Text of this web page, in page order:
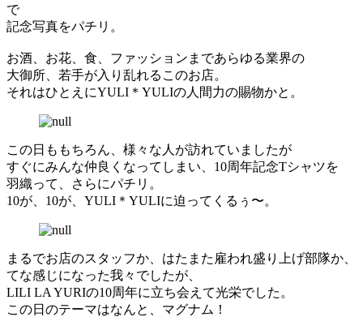
で
記念写真をパチリ。
お酒、お花、食、ファッションまであらゆる業界の
大御所、若手が入り乱れるこのお店。
それはひとえにYULI＊YULIの人間力の賜物かと。
この日ももちろん、様々な人が訪れていましたが
すぐにみんな仲良くなってしまい、10周年記念Tシャツを
羽織って、さらにパチリ。
10が、10が、YULI＊YULIに迫ってくるぅ〜。
まるでお店のスタッフか、はたまた雇われ盛り上げ部隊か、
てな感じになった我々でしたが、
LILI LA YURIの10周年に立ち会えて光栄でした。
この日のテーマはなんと、マグナム！